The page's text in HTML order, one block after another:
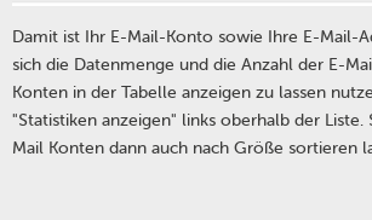
Damit ist Ihr E-Mail-Konto sowie Ihre E-Mail-
sich die Datenmenge und die Anzahl der E-
Konten in der Tabelle anzeigen zu lassen
"Statistiken anzeigen" links oberhalb der Liste.
Mail Konten dann auch nach Größe sortieren